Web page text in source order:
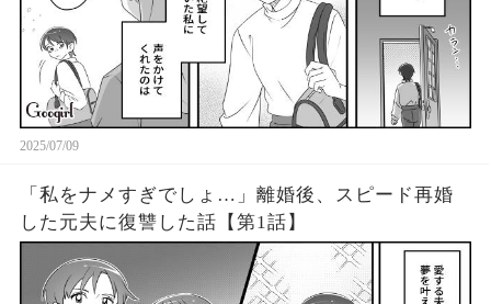
2025/07/09
「私をナメすぎでしょ…」離婚後、スピード再婚
した元夫に復讐した話【第1話】